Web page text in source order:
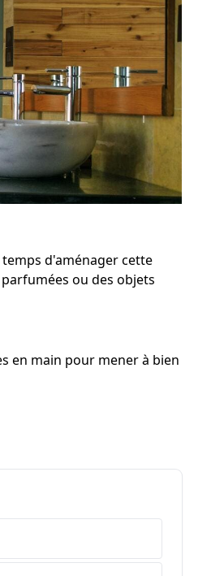
temps d'aménager cette
ou des objets
en main pour mener à bien